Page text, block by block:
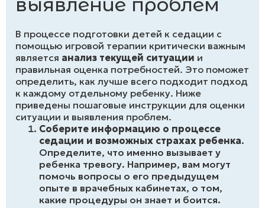
В процессе подготовки детей к седации с
помощью игровой терапии критически важным
является анализ текущей ситуации и
правильная оценка потребностей. Это поможет
определить, как лучше всего подходит подход
к каждому отдельному ребенку. Ниже
приведены пошаговые инструкции для оценки
ситуации и выявления проблем.
Соберите информацию о процессе
седации и возможных страхах ребенка.
Определите, что именно вызывает у
ребенка тревогу. Например, вам могут
помочь вопросы о его предыдущем
опыте в врачебных кабинетах, о том,
какие процедуры он знает и боится.